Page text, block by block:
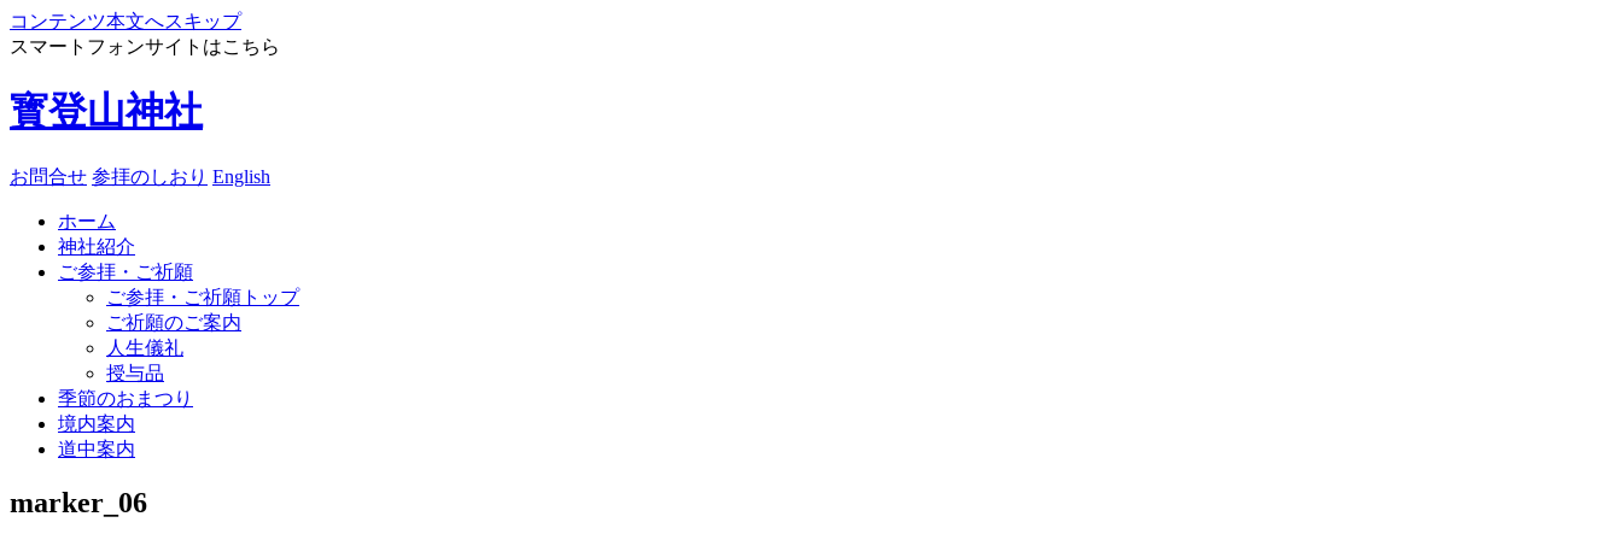
コンテンツ本文へスキップ
スマートフォンサイトはこちら
寳登山神社
お問合せ 参拝のしおり English
ホーム
神社紹介
ご参拝・ご祈願
ご参拝・ご祈願トップ
ご祈願のご案内
人生儀礼
授与品
季節のおまつり
境内案内
道中案内
marker_06